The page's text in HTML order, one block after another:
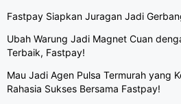
Fastpay Siapkan Juragan Jadi
Ubah Warung Jadi Magnet Cuan
Terbaik, Fastpay!
Mau Jadi Agen Pulsa Termurah yang
Rahasia Sukses Bersama Fastpay!